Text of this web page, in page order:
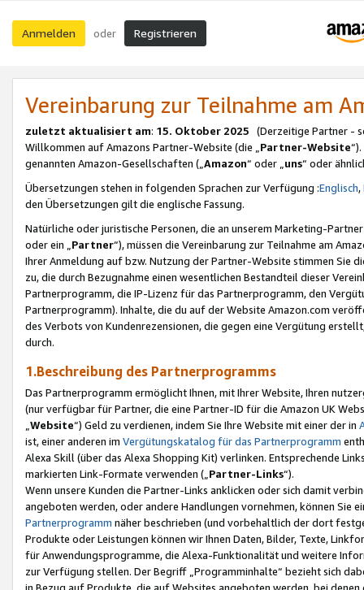
Anmelden oder Registrieren
Vereinbarung zur Teilnahme am
zuletzt aktualisiert am: 15. Oktober 2025 (Derzeitige Partner -
Willkommen auf Amazons Partner-Website (die „Partner-Website
genannten Amazon-Gesellschaften („Amazon“ oder „uns“ oder
Übersetzungen stehen in folgenden Sprachen zur Verfügung :Englisch,
den Übersetzungen gilt die englische Fassung.
Natürliche oder juristische Personen, die an unserem Marketing-
oder ein „Partner“), müssen die Vereinbarung zur Teilnahme am
Ihrer Anmeldung auf bzw. Nutzung der Partner-Website stimmen Sie
zu, die durch Bezugnahme einen wesentlichen Bestandteil dieser
Partnerprogramm, die IP-Lizenz für das Partnerprogramm, den
Partnerprogramm). Inhalte, die du auf der Website Amazon.com
des Verbots von Kundenrezensionen, die gegen eine Vergütung
durch.
1.Beschreibung des Partnerprogramms
Das Partnerprogramm ermöglicht Ihnen, mit Ihrer Website, Ihren
(nur verfügbar für Partner, die eine Partner-ID für die Amazon UK
Website“) Geld zu verdienen, indem Sie Ihre Website mit einer der in
ist, einer anderen im Vergütungskatalog für das Partnerprogramm
Alexa Skill (über das Alexa Shopping Kit) verlinken. Entsprechende
markierten Link-Formate verwenden („ Partner-Links“).
Wenn unsere Kunden die Partner-Links anklicken oder sich damit
angeboten werden, oder andere Handlungen vornehmen, können Sie
Partnerprogramm näher beschrieben (und vorbehaltlich der dort
Produkte oder Leistungen können wir Ihnen Daten, Bilder, Texte,
für Anwendungsprogramme, die Alexa-Funktionalität und weitere
zur Verfügung stellen. Der Begriff „Programminhalte“ bezieht sich
in Bezug auf Produkte, die auf Websites angeboten werden, bei